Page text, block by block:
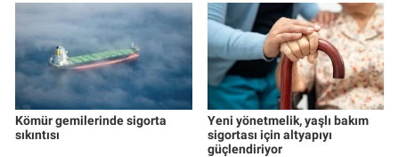
Kömür gemilerinde sigorta
sıkıntısı
Yeni yönetmelik, yaşlı bakım
sigortası için altyapıyı
güçlendiriyor